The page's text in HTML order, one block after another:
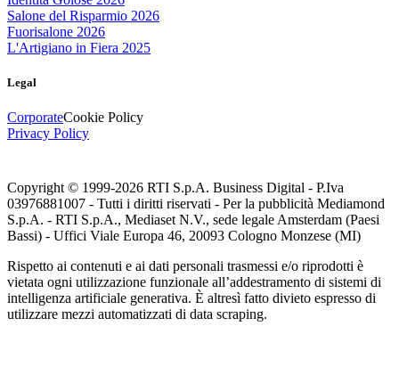
Salone del Risparmio 2026
Fuorisalone 2026
L'Artigiano in Fiera 2025
Legal
CorporateCookie Policy
Privacy Policy
Copyright © 1999-2026 RTI S.p.A. Business Digital - P.Iva
03976881007 - Tutti i diritti riservati - Per la pubblicità Mediamond
S.p.A. - RTI S.p.A., Mediaset N.V., sede legale Amsterdam (Paesi
Bassi) - Uffici Viale Europa 46, 20093 Cologno Monzese (MI)
Rispetto ai contenuti e ai dati personali trasmessi e/o riprodotti è
vietata ogni utilizzazione funzionale all’addestramento di sistemi di
intelligenza artificiale generativa. È altresì fatto divieto espresso di
utilizzare mezzi automatizzati di data scraping.